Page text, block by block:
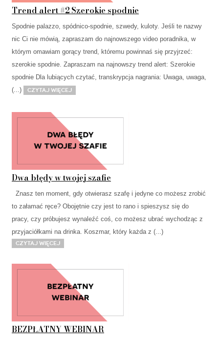
Trend alert #2 Szerokie spodnie
Spodnie palazzo, spódnico-spodnie, szwedy, kuloty. Jeśli te nazwy
nic Ci nie mówią, zapraszam do najnowszego video poradnika, w
którym omawiam gorący trend, któremu powinnaś się przyjrzeć:
szerokie spodnie. Zapraszam na najnowszy trend alert: Szerokie
spodnie Dla lubiących czytać, transkrypcja nagrania: Uwaga, uwaga,
(...)
Czytaj więcej
Dwa błędy w twojej szafie
Znasz ten moment, gdy otwierasz szafę i jedyne co możesz zrobić
to załamać ręce? Obojętnie czy jest to rano i spieszysz się do
pracy, czy próbujesz wynaleźć coś, co możesz ubrać wychodząc z
przyjaciółkami na drinka. Koszmar, który każda z (...)
Czytaj więcej
BEZPŁATNY WEBINAR